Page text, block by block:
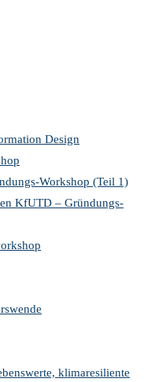
Design
Workshop (Teil 1)
KfUTD – Gründungs-
klimaresiliente